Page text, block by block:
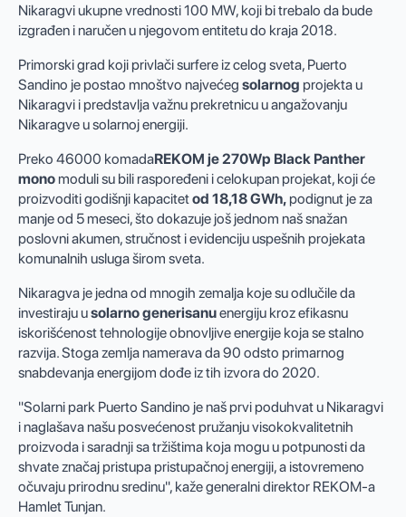
Nikaragvi ukupne vrednosti 100 MW, koji bi trebalo da bude
izgrađen i naručen u njegovom entitetu do kraja 2018.
Primorski grad koji privlači surfere iz celog sveta, Puerto
Sandino je postao mnoštvo najvećeg solarnog projekta u
Nikaragvi i predstavlja važnu prekretnicu u angažovanju
Nikaragve u solarnoj energiji.
Preko 46000 komadaREKOM je 270Wp Black Panther
monomoduli su bili raspoređeni i celokupan projekat, koji će
proizvoditi godišnji kapacitetod 18,18 GWh,podignut je za
manje od 5 meseci, što dokazuje još jednom naš snažan
poslovni akumen, stručnost i evidenciju uspešnih projekata
komunalnih usluga širom sveta.
Nikaragva je jedna od mnogih zemalja koje su odlučile da
investiraju usolarno generisanuenergiju kroz efikasnu
iskorišćenost tehnologije obnovljive energije koja se stalno
razvija. Stoga zemlja namerava da 90 odsto primarnog
snabdevanja energijom dođe iz tih izvora do 2020.
"Solarni park Puerto Sandino je naš prvi poduhvat u Nikaragvi
i naglašava našu posvećenost pružanju visokokvalitetnih
proizvoda i saradnji sa tržištima koja mogu u potpunosti da
shvate značaj pristupa pristupačnoj energiji, a istovremeno
očuvaju prirodnu sredinu", kaže generalni direktor REKOM-a
Hamlet Tunjan.